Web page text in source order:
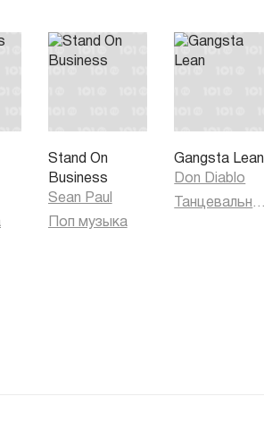
Stand On
Business
Sean Paul
Поп музыка
Gangsta Lean
Don Diablo